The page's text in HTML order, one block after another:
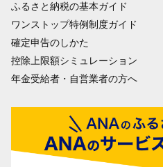
ふるさと納税の基本ガイド
ワンストップ特例制度ガイド
確定申告のしかた
控除上限額シミュレーション
年金受給者・自営業者の方へ